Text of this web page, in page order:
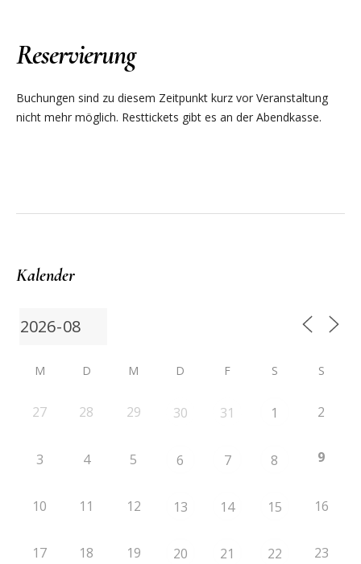
Reservierung
Buchungen sind zu diesem Zeitpunkt kurz vor Veranstaltung
nicht mehr möglich. Resttickets gibt es an der Abendkasse.
Kalender
M D M D F S S
27 28 29 30 31 1 2
3 4 5 6 7 8 9
10 11 12 13 14 15 16
17 18 19 20 21 22 23